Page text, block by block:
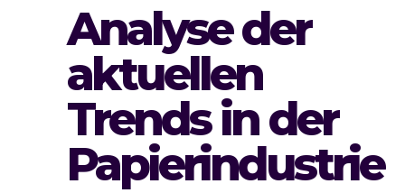
Analyse der
aktuellen
Trends in der
Papierindustrie